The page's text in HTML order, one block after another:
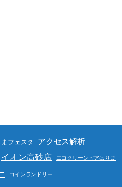
フェスタ アクセス解析
イオン高砂店 エコクリーンピアはりま
コインランドリー